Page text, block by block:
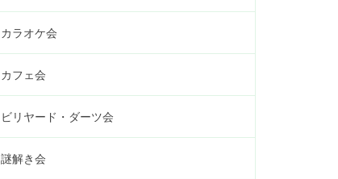
カラオケ会
カフェ会
ビリヤード・ダーツ会
謎解き会